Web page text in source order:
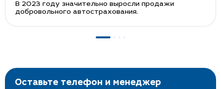
В 2023 году значительно выросли продажи
добровольного автострахования.
Оставьте телефон и менеджер